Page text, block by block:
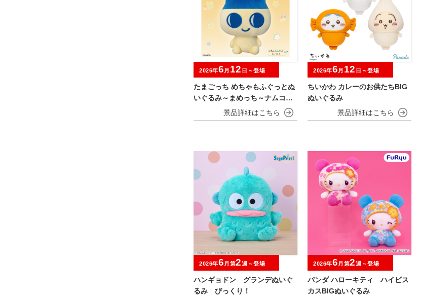
たまごっち めちゃもふぐっとぬ
いぐるみ～まめっち～ナムコキ
ャンペーン
2026年6 月 12 日～登場
ちいかわ カレーのお供たちBIG
ぬいぐるみ
2026年6 月 12 日～登場
ハンギョドン グランデぬいぐ
るみ びっくり！
2026年6 月第2週～登場
パンダ ハローキティ ハイビス
カスBIGぬいぐるみ
2026年6 月第2週～登場